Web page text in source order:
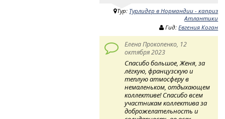
Тур: Турлидер в Нормандии - каприз
Атлантики
Гид:Евгения Коган
Елена Прокопенко, 12
октября 2023
Спасибо большое, Женя, за
лёгкую, французскую и
теплую атмосферу в
немаленьком, отдыхающем
коллективе! Спасибо всем
участникам коллектива за
доброжелательность и